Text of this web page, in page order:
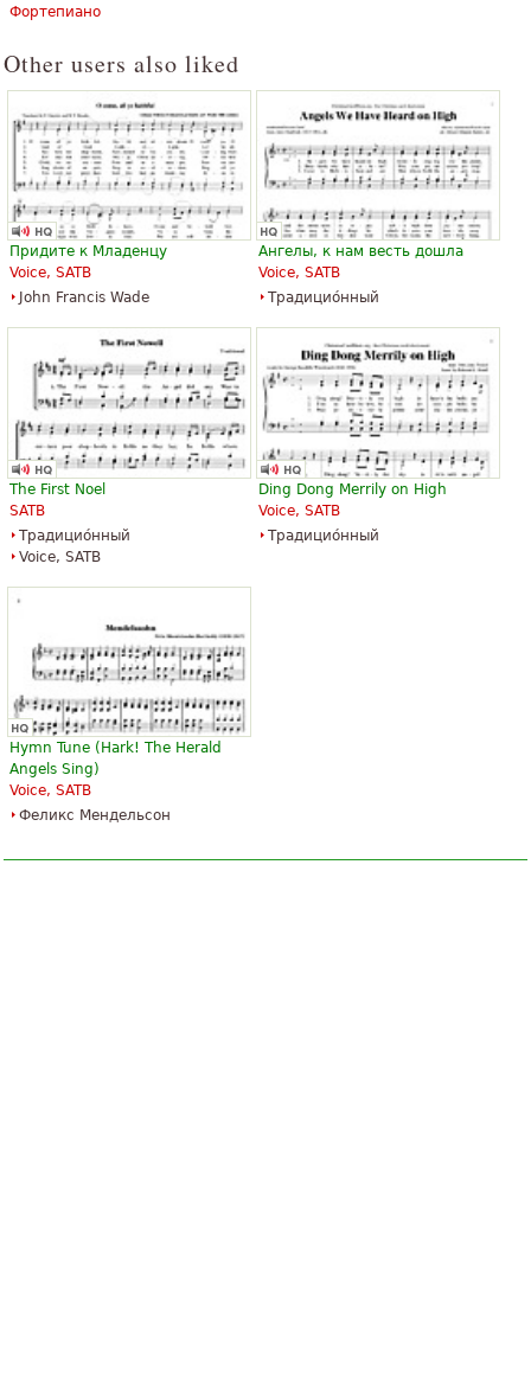
Фортепиано
Other users also liked
Придите к Младенцу
Voice, SATB
John Francis Wade
Ангелы, к нам весть дошла
Voice, SATB
Традицио́нный
The First Noel
SATB
Традицио́нный
Voice, SATB
Ding Dong Merrily on High
Voice, SATB
Традицио́нный
Hymn Tune (Hark! The Herald
Angels Sing)
Voice, SATB
Феликс Мендельсон